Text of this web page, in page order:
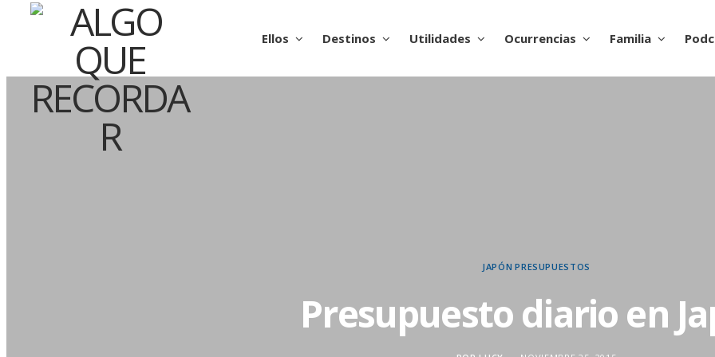
Ellos Destinos Utilidades Ocurrencias Familia
JAPÓN PRESUPUESTOS
Presupuesto diario en